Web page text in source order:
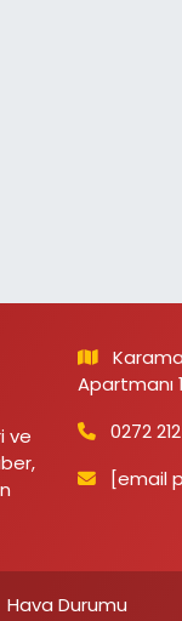
ve
Apartmanı
0272
[email
Hava Durumu